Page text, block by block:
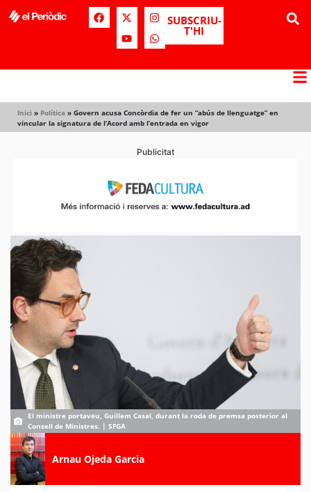
SUBSCRIU-
T'HI
Inici » Política » Govern acusa Concòrdia de fer un “abús de llenguatge” en
vincular la signatura de l’Acord amb l’entrada en vigor
Publicitat
El ministre portaveu, Guillem Casal, durant la roda de premsa posterior al
Consell de Ministres. | SFGA
Arnau Ojeda Garcia